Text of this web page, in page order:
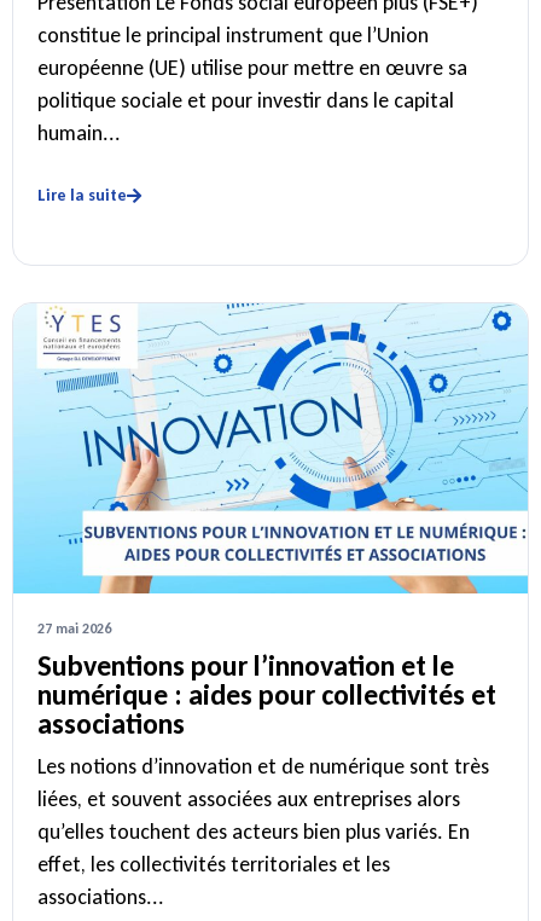
constitue le principal instrument que l’Union
européenne (UE) utilise pour mettre en œuvre sa
politique sociale et pour investir dans le capital
humain...
Lire la suite
27 mai 2026
Subventions pour l’innovation et le
numérique : aides pour collectivités et
associations
Les notions d’innovation et de numérique sont très
liées, et souvent associées aux entreprises alors
qu’elles touchent des acteurs bien plus variés. En
effet, les collectivités territoriales et les
associations...